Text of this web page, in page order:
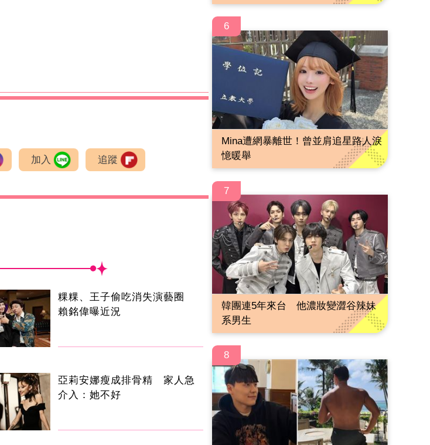
加入 追蹤
粿粿、王子偷吃消失演藝圈
賴銘偉曝近況
亞莉安娜瘦成排骨精 家人急
介入：她不好
6
Mina遭網暴離世！曾並肩追星路人淚
憶暖舉
7
韓團連5年來台 他濃妝變澀谷辣妹
系男生
8